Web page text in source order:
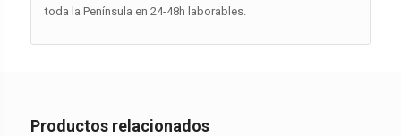
toda la Península en 24-48h laborables.
Productos relacionados